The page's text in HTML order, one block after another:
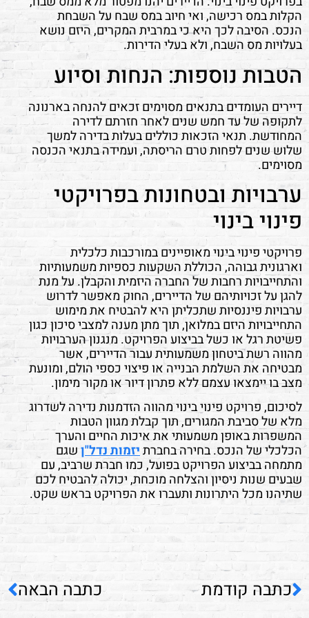
הקלות במס רכישה, ואי חיוב במס שבח על השבחת
הנכס. הסיבה לכך היא כי במרבית המקרים, היזם נושא
בעלויות מס השבח, ולא בעלי הדירות.
הטבות נוספות: הנחות וסיוע
דיירים העומדים בתנאים מסוימים זכאים להנחה בארנונה
לתקופה של עד חמש שנים לאחר חזרתם לדירה
המחודשת. תנאי הזכאות כוללים בעלות בדירה למשך
שלוש שנים לפחות טרם הריסתה, ועמידה בתנאי הכנסה
מסוימים.
ערבויות ובטחונות בפרויקטי
פינוי בינוי
פרויקטי פינוי בינוי מאופיינים במורכבות כלכלית
וארגונית גבוהה, הכוללת השקעות כספיות משמעותיות
והתחייבויות רחבות של החברה היזמית והקבלן. על מנת
להגן על זכויותיהם של הדיירים, החוק מאפשר לדרוש
ערבויות פיננסיות שתכליתן היא להבטיח את מימוש
התחייבויות היזם במלואן, תוך מתן מענה למצבי סיכון כגון
פשיטת רגל או כשל בביצוע הפרויקט. מנגנון הערבויות
מהווה רשת ביטחון משמעותית עבור הדיירים, אשר
מבטיחה את השלמת הבנייה או פיצוי כספי הולם, ומונעת
מצב בו יימצאו עצמם ללא פתרון דיור או מקור מימון.
לסיכום, פרויקט פינוי בינוי מהווה הזדמנות נדירה לשדרוג
מלא של סביבת המגורים, תוך קבלת מגוון הטבות
המשפרות באופן משמעותי את איכות החיים והערך
הכלכלי של הנכס. בחירה בחברתיזמות נדל"ןשגם
מתמחה בביצוע הפרויקט בפועל, כמו חברת שרביב, עם
שבעים שנות ניסיון והצלחה מוכחת, יכולה להבטיח לכם
שתיהנו מכל היתרונות ותעברו את הפרויקט בראש שקט.
כתבה קודמת כתבה הבאה